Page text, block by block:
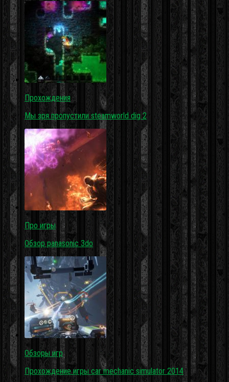
Прохождения
Мы зря пропустили steamworld dig 2
Про игры
Обзор panasonic 3do
Обзоры игр
Прохождение игры car mechanic simulator 2014